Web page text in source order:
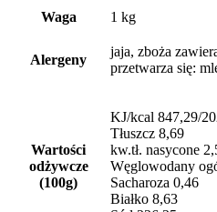
Waga 1 kg
Alergeny
jaja, zboża
przetwarza się:
Wartości
odżywcze
(100g)
KJ/kcal 847,29/
Tłuszcz 8,69
kw.tł. nasycone
Węglowodany
Sacharoza 0,46
Białko 8,63